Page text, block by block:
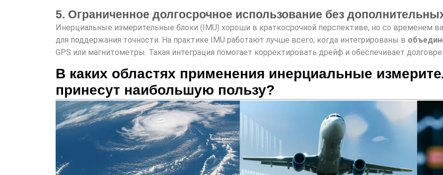
5. Ограниченное долгосрочное использование без
Инерциальные измерительные блоки (IMU) хороши в краткосрочной перспективе, но со временем
для поддержания точности. На практике IMU работают лучше всего, когда интегрированы в
GPS или магнитометры. Такая интеграция помогает корректировать дрейф и обеспечивает
В каких областях применения инерциальные
принесут наибольшую пользу?